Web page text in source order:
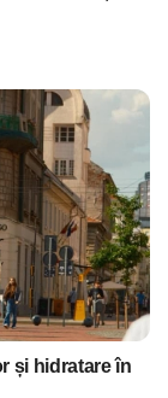
și hidratare în